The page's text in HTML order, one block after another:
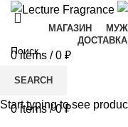
МАГАЗИН
0items / 0 ₽
0items / 0₽
SEARCH
Start typing to see